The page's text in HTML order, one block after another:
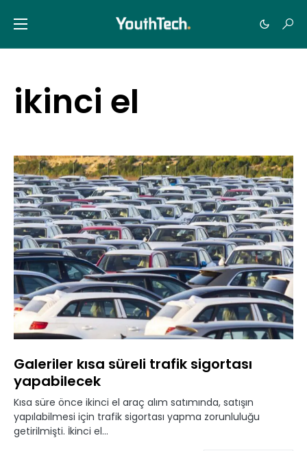
ikinci el
Galeriler kısa süreli trafik sigortası
yapabilecek
Kısa süre önce ikinci el araç alım satımında, satışın
yapılabilmesi için trafik sigortası yapma zorunluluğu
getirilmişti. İkinci el…